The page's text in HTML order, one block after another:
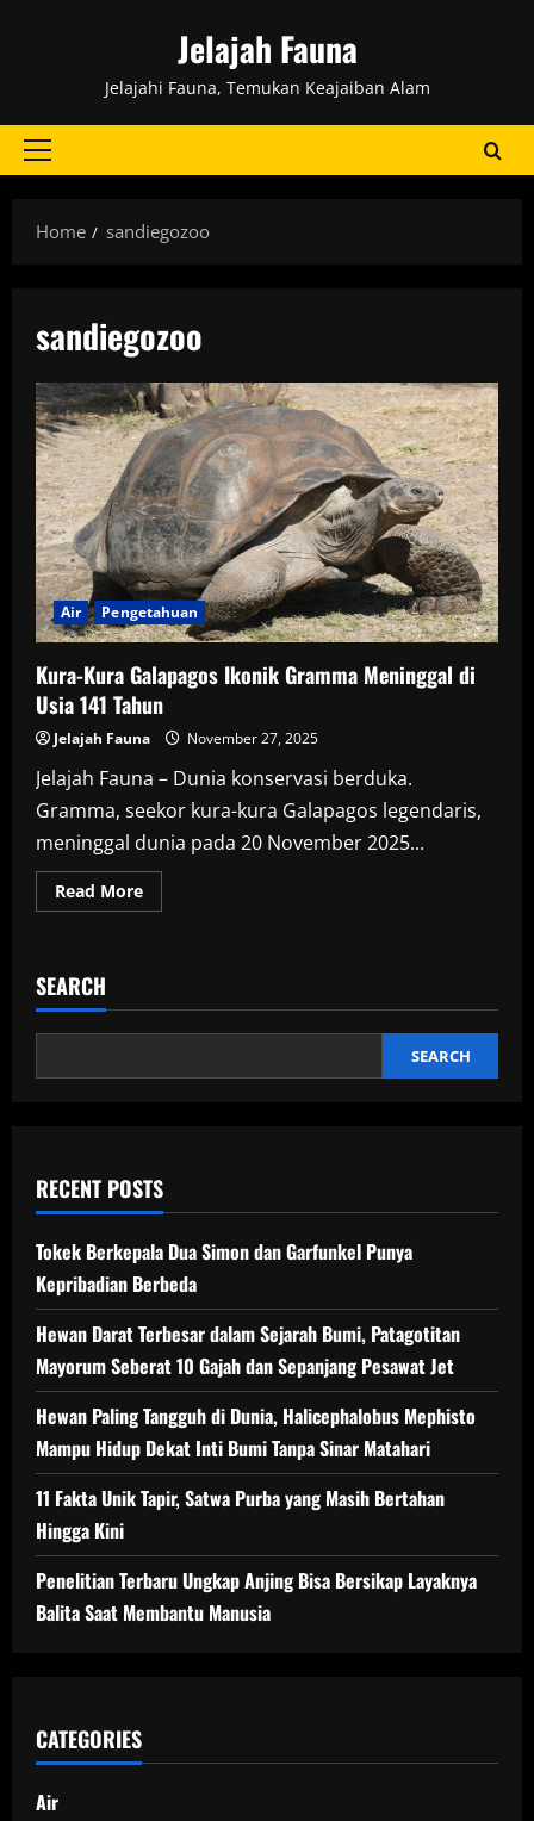
Jelajah Fauna
Jelajahi Fauna, Temukan Keajaiban Alam
Primary
Home
sandiegozoo
sandiegozoo
Air Pengetahuan
Kura-Kura Galapagos Ikonik Gramma Meninggal di
Usia 141 Tahun
Jelajah Fauna November 27, 2025
Jelajah Fauna – Dunia konservasi berduka.
Gramma, seekor kura-kura Galapagos legendaris,
meninggal dunia pada 20 November 2025...
Read MoreRead
more
Gramma
di
141
SEARCH
SEARCH
RECENT POSTS
Tokek Berkepala Dua Simon dan Garfunkel Punya
Kepribadian Berbeda
Hewan Darat Terbesar dalam Sejarah Bumi, Patagotitan
Mayorum Seberat 10 Gajah dan Sepanjang Pesawat Jet
Hewan Paling Tangguh di Dunia, Halicephalobus Mephisto
Mampu Hidup Dekat Inti Bumi Tanpa Sinar Matahari
11 Fakta Unik Tapir, Satwa Purba yang Masih Bertahan
Hingga Kini
Penelitian Terbaru Ungkap Anjing Bisa Bersikap Layaknya
Balita Saat Membantu Manusia
CATEGORIES
Air